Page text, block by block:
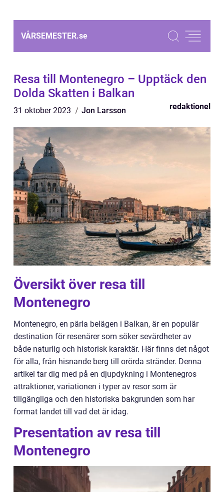
VÅRSEMESTER.se
Resa till Montenegro – Upptäck den
Dolda Skatten i Balkan
31 oktober 2023 Jon Larsson redaktionel
Översikt över resa till
Montenegro
Montenegro, en pärla belägen i Balkan, är en populär
destination för resenärer som söker sevärdheter av
både naturlig och historisk karaktär. Här finns det något
för alla, från hisnande berg till orörda stränder. Denna
artikel tar dig med på en djupdykning i Montenegros
attraktioner, variationen i typer av resor som är
tillgängliga och den historiska bakgrunden som har
format landet till vad det är idag.
Presentation av resa till
Montenegro